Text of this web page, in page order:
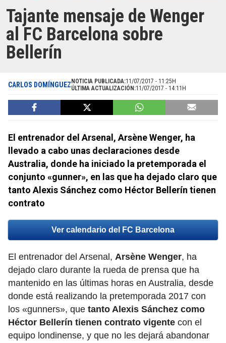
Tajante mensaje de Wenger
al FC Barcelona sobre
Bellerín
CARLOS DOMÍNGUEZ NOTICIA PUBLICADA:11/07/2017 - 11:25H
ÚLTIMA ACTUALIZACIÓN:11/07/2017 - 14:11H
El entrenador del Arsenal, Arsène Wenger, ha
llevado a cabo unas declaraciones desde
Australia, donde ha iniciado la pretemporada el
conjunto «gunner», en las que ha dejado claro que
tanto Alexis Sánchez como Héctor Bellerín tienen
contrato
Ver calendario del FC Barcelona
El entrenador del Arsenal, Arsène Wenger, ha
dejado claro durante la rueda de prensa que ha
mantenido en las últimas horas en Australia, desde
donde está realizando la pretemporada 2017 con
los «gunners», que tanto Alexis Sánchez como
Héctor Bellerín tienen contrato vigente con el
equipo londinense, y que no les dejará abandonar